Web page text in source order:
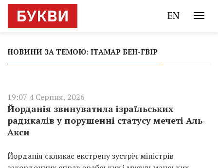
EN
НОВИНИ ЗА ТЕМОЮ: ІТАМАР БЕН-ГВІР
19:07 4 Серпня, 2026
Йорданія звинуватила ізраїльських
радикалів у порушенні статусу мечеті Аль-
Акси
Йорданія скликає екстрену зустріч міністрів